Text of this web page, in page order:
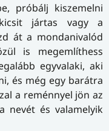
próbálj kiszemelni
jártas vagy a
át a mondanivalód
is megemlíthess
egyvalaki, aki
és még egy barátra
a reménnyel jön az
nevét és valamelyik